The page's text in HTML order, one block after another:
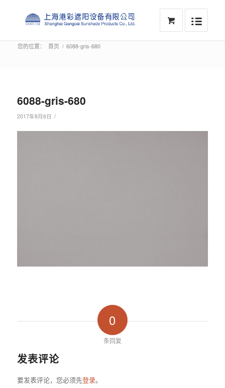
您的位置： 首页 / 6088-gris-680
6088-gris-680
2017年8月6日 /
0
条回复
发表评论
要发表评论，您必须先登录。